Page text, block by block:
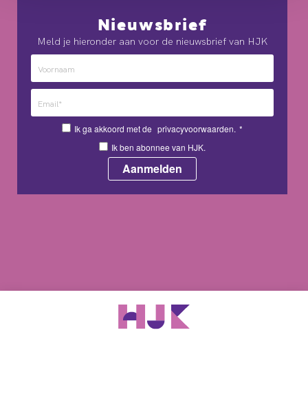
Nieuwsbrief
Meld je hieronder aan voor de nieuwsbrief van HJK
Ik ga akkoord met de privacyvoorwaarden. *
Ik ben abonnee van HJK.